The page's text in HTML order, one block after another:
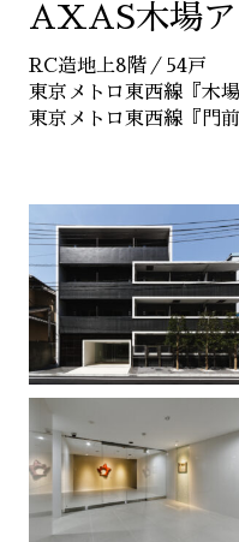
AXAS木場ア
RC造地上8階／54戸
東京メトロ東西線『木
東京メトロ東西線『門